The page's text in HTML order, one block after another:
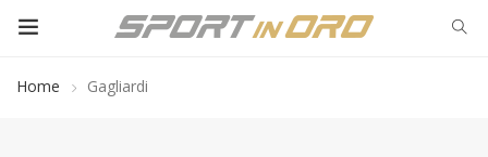
Home Gagliardi